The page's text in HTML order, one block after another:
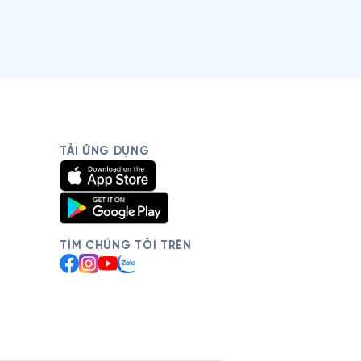
TẢI ỨNG DỤNG
TÌM CHÚNG TÔI TRÊN
Facebook
Instagram
YouTube
Zalo